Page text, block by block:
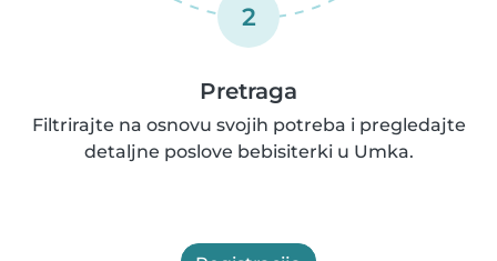
2
Pretraga
Filtrirajte na osnovu svojih potreba i pregledajte
detaljne poslove bebisiterki u Umka.